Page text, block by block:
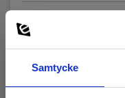
Samtycke
Tillbehör